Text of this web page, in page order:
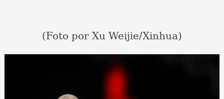
(Foto por Xu Weijie/Xinhua)